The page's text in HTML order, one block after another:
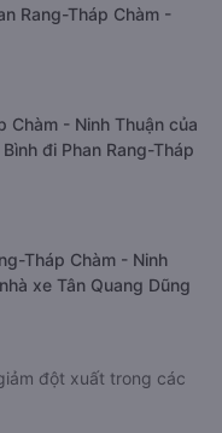
Rang-Tháp Chàm -
Chàm - Ninh Thuận của
đi Phan Rang-Tháp
Tháp Chàm - Ninh
xe Tân Quang Dũng
đột xuất trong các